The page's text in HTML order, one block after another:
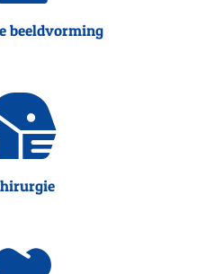
beeldvorming